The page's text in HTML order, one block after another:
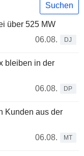
Suchen
über 525 MW
06.08.
DJ
bleiben in der
06.08.
DP
Kunden aus der
06.08.
MT